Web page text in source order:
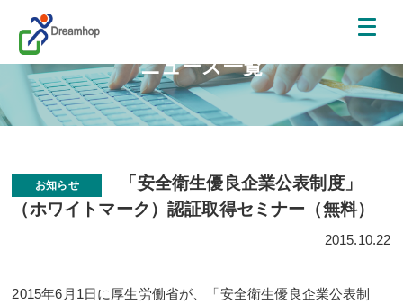
ニュース一覧
お知らせ
「安全衛生優良企業公表制度」
（ホワイトマーク）認証取得セミナー（無料）
2015.10.22
2015年6月1日に厚生労働省が、「安全衛生優良企業公表制